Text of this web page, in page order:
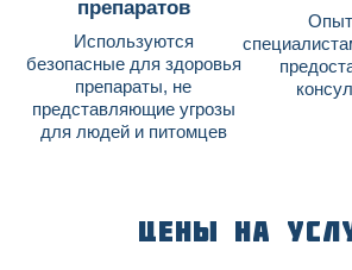
препаратов
Используются
безопасные для здоровья
препараты, не
представляющие угрозы
для людей и питомцев
Цены на